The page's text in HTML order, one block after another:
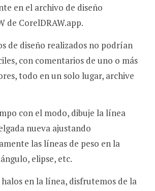
en el archivo de diseño
de CorelDRAW.app.
de diseño realizados no podrían
con comentarios de uno o más
todo en un solo lugar, archive
con el modo, dibuje la línea
nueva ajustando
las líneas de peso en la
elipse, etc.
en la línea, disfrutemos de la